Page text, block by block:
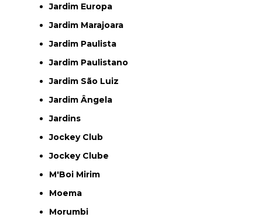
Jardim Europa
Jardim Marajoara
Jardim Paulista
Jardim Paulistano
Jardim São Luiz
Jardim Ângela
Jardins
Jockey Club
Jockey Clube
M'Boi Mirim
Moema
Morumbi